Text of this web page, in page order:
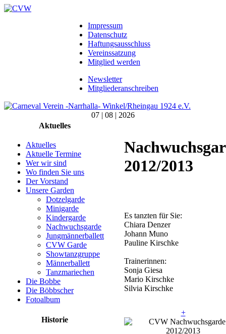
Impressum
Datenschutz
Haftungsausschluss
Vereinssatzung
Mitglied werden
Newsletter
Mitgliederanschreiben
07 | 08 | 2026
Aktuelles
Aktuelles
Aktuelle Termine
Wer wir sind
Wo finden Sie uns
Der Vorstand
Unsere Garden
Dotzelgarde
Minigarde
Kindergarde
Nachwuchsgarde
Jungmännerballett
CVW Garde
Showtanzgruppe
Männerballett
Tanzmariechen
Die Bobbe
Die Böbbscher
Fotoalbum
Historie
2012/2013
Es tanzten für Sie:
Chiara Denzer
Johann Muno
Pauline Kirschke
Trainerinnen:
Sonja Giesa
Mario Kirschke
Silvia Kirschke
+